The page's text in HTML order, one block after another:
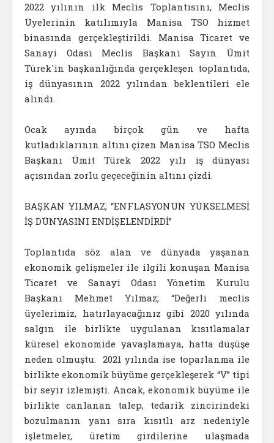
2022 yılının ilk Meclis Toplantısını, Meclis
Üyelerinin katılımıyla Manisa TSO hizmet
binasında gerçekleştirildi. Manisa Ticaret ve
Sanayi Odası Meclis Başkanı Sayın Ümit
Türek'in başkanlığında gerçekleşen toplantıda,
iş dünyasının 2022 yılından beklentileri ele
alındı.
Ocak ayında birçok gün ve hafta
kutladıklarının altını çizen Manisa TSO Meclis
Başkanı Ümit Türek 2022 yılı iş dünyası
açısından zorlu geçeceğinin altını çizdi.
BAŞKAN YILMAZ; “ENFLASYONUN YÜKSELMESİ
İŞ DÜNYASINI ENDİŞELENDİRDİ”
Toplantıda söz alan ve dünyada yaşanan
ekonomik gelişmeler ile ilgili konuşan Manisa
Ticaret ve Sanayi Odası Yönetim Kurulu
Başkanı Mehmet Yılmaz; “Değerli meclis
üyelerimiz, hatırlayacağınız gibi 2020 yılında
salgın ile birlikte uygulanan kısıtlamalar
küresel ekonomide yavaşlamaya, hatta düşüşe
neden olmuştu. 2021 yılında ise toparlanma ile
birlikte ekonomik büyüme gerçekleşerek “V” tipi
bir seyir izlemişti. Ancak, ekonomik büyüme ile
birlikte canlanan talep, tedarik zincirindeki
bozulmanın yanı sıra kısıtlı arz nedeniyle
işletmeler, üretim girdilerine ulaşmada